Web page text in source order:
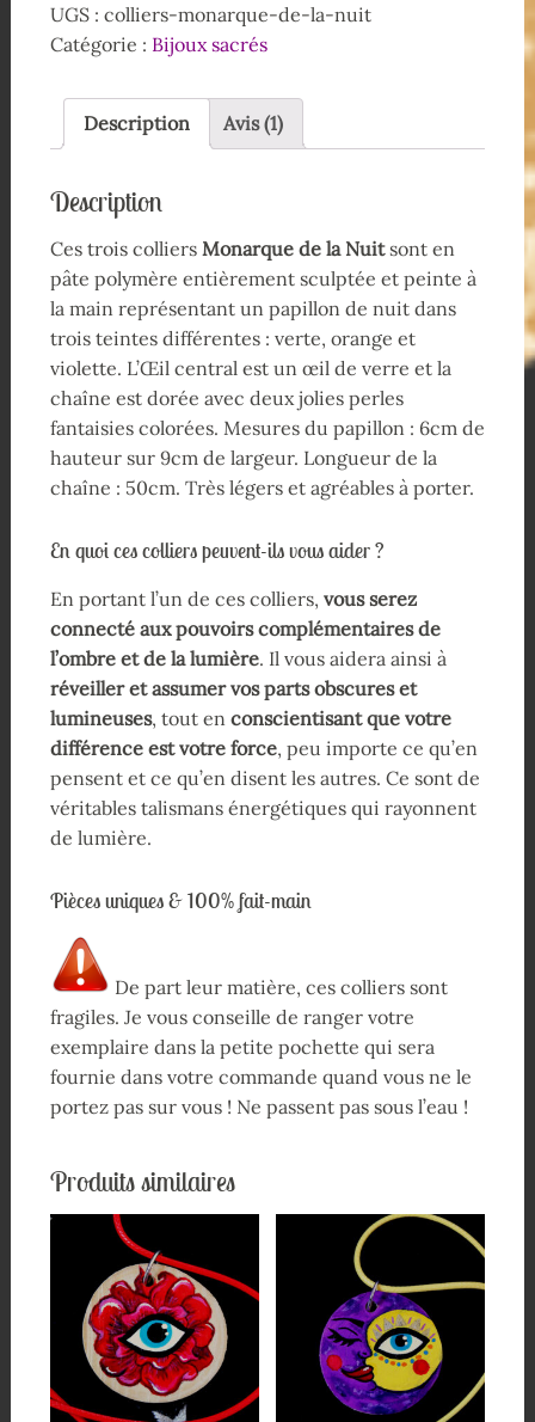
UGS : colliers-monarque-de-la-nuit
Catégorie : Bijoux sacrés
Description Avis (1)
Description
Ces trois colliers Monarque de la Nuitsont en
pâte polymère entièrement sculptée et peinte à
la main représentant un papillon de nuit dans
trois teintes différentes : verte, orange et
violette. L’Œil central est un œil de verre et la
chaîne est dorée avec deux jolies perles
fantaisies colorées. Mesures du papillon : 6cm de
hauteur sur 9cm de largeur. Longueur de la
chaîne : 50cm. Très légers et agréables à porter.
En quoi ces colliers peuvent-ils vous aider ?
En portant l’un de ces colliers, vous serez
connecté aux pouvoirs complémentaires de
l’ombre et de la lumière. Il vous aidera ainsi à
réveiller et assumervos parts obscures et
lumineuses, tout en conscientisant que votre
différence est votre force, peu importe ce qu’en
pensent et ce qu’en disent les autres. Ce sont de
véritables talismans énergétiques qui rayonnent
de lumière.
Pièces uniques & 100% fait-main
De part leur matière, ces colliers sont
fragiles. Je vous conseille de ranger votre
exemplaire dans la petite pochette qui sera
fournie dans votre commande quand vous ne le
portez pas sur vous ! Ne passent pas sous l’eau !
Produits similaires